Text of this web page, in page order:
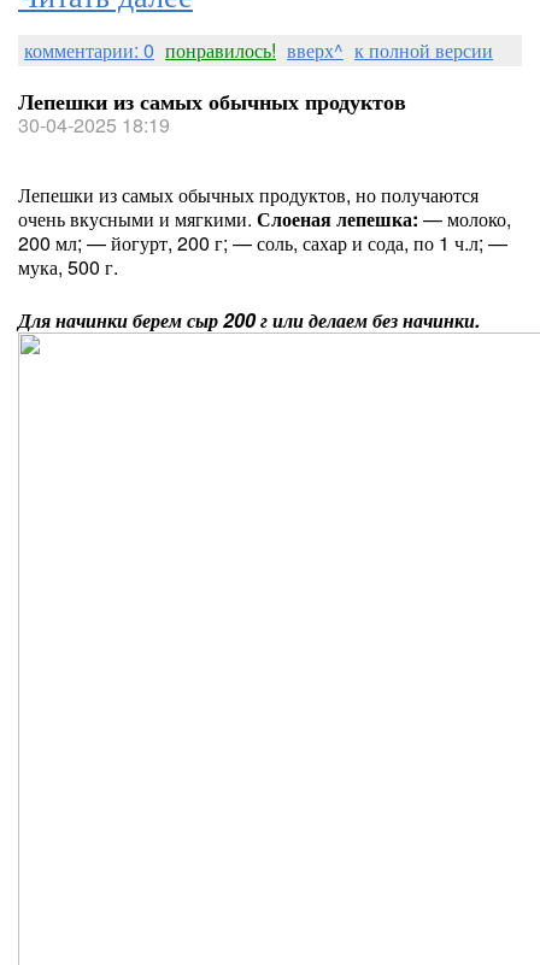
комментарии: 0 понравилось! вверх^ к полной версии
Лепешки из самых обычных продуктов
30-04-2025 18:19
Лепешки из самых обычных продуктов, но получаются
очень вкусными и мягкими. Слоеная лепешка: — молоко,
200 мл; — йогурт, 200 г; — соль, сахар и сода, по 1 ч.л; —
мука, 500 г.
Для начинки берем сыр 200 г или делаем без начинки.